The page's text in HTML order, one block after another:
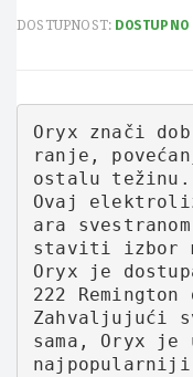
DOSTUPNOST: DOSTUPNO
Oryx znači
ranje,
ostalu težinu.
Ovaj
ara
staviti izbor
Oryx je
222 Remington
Zahvaljujući
sama, Oryx je
najpopularniji